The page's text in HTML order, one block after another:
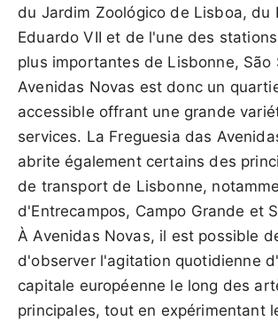
du Jardim Zoológico de Lisboa, du
Eduardo VII et de l'une des
plus importantes de Lisbonne, São
Avenidas Novas est donc un
accessible offrant une grande
services. La Freguesia das
abrite également certains des
de transport de Lisbonne,
d'Entrecampos, Campo Grande et
À Avenidas Novas, il est possible
d'observer l'agitation quotidienne
capitale européenne le long des
principales, tout en expérimentant